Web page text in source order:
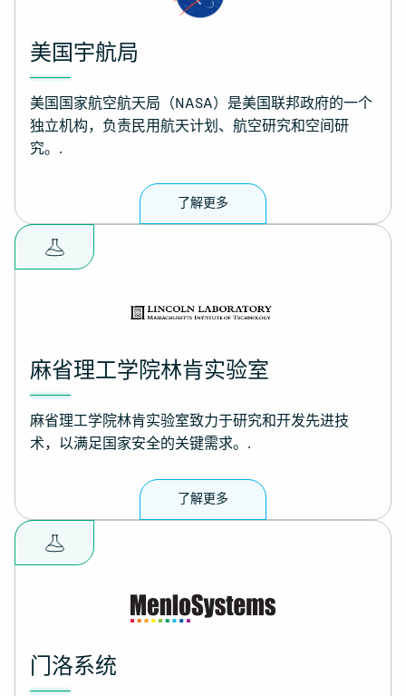
美国宇航局
美国国家航空航天局（NASA）是美国联邦政府的一个
独立机构，负责民用航天计划、航空研究和空间研
究。.
了解更多
麻省理工学院林肯实验室
麻省理工学院林肯实验室致力于研究和开发先进技
术，以满足国家安全的关键需求。.
了解更多
门洛系统